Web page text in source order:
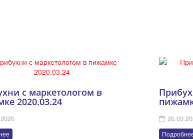
с маркетологом в
2020.03.24